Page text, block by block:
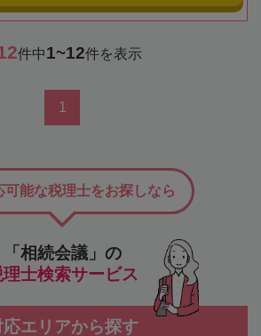
件中1~12件を表示
1
「相続会議」の
理士検索サービス
可能な税理士をお探しなら
応エリアから探す